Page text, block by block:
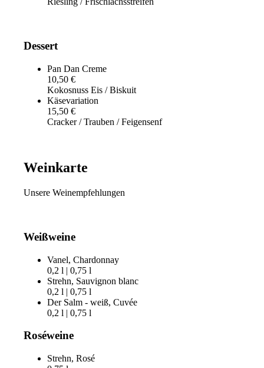
Dessert
Pan Dan Creme
10,50 €
Kokosnuss Eis / Biskuit
Käsevariation
15,50 €
Cracker / Trauben / Feigensenf
Weinkarte
Unsere Weinempfehlungen
Weißweine
Vanel, Chardonnay
0,2 l | 0,75 l
Strehn, Sauvignon blanc
0,2 l | 0,75 l
Der Salm - weiß, Cuvée
0,2 l | 0,75 l
Roséweine
Strehn, Rosé